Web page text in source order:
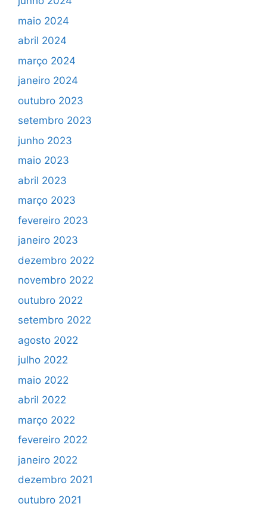
maio 2024
abril 2024
março 2024
janeiro 2024
outubro 2023
setembro 2023
junho 2023
maio 2023
abril 2023
março 2023
fevereiro 2023
janeiro 2023
dezembro 2022
novembro 2022
outubro 2022
setembro 2022
agosto 2022
julho 2022
maio 2022
abril 2022
março 2022
fevereiro 2022
janeiro 2022
dezembro 2021
outubro 2021